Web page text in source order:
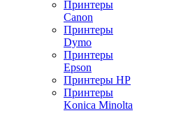
Принтеры
Canon
Принтеры
Dymo
Принтеры
Epson
Принтеры HP
Принтеры
Konica Minolta